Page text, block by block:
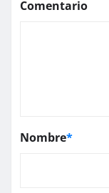
Comentario
Nombre*